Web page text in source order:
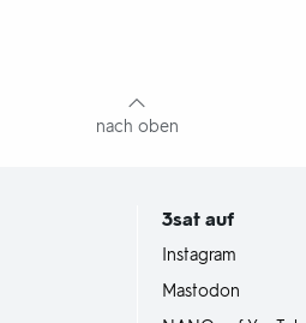
nach oben
3sat auf
Instagram
Mastodon